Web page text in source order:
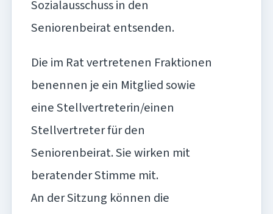
Sozialausschuss in den
Seniorenbeirat entsenden.
Die im Rat vertretenen Fraktionen
benennen je ein Mitglied sowie
eine Stellvertreterin/einen
Stellvertreter für den
Seniorenbeirat. Sie wirken mit
beratender Stimme mit.
An der Sitzung können die